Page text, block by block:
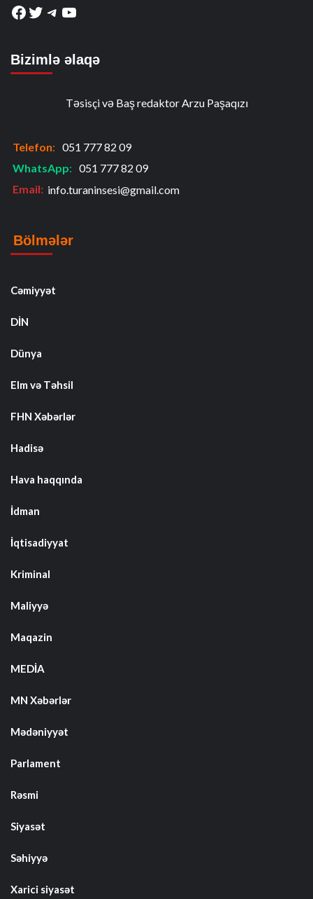
Facebook
Twitter
Telegram
YouTube
Bizimlə əlaqə
Təsisçi və Baş redaktor Arzu Paşaqızı
Telefon: 051 777 82 09
WhatsApp: 051 777 82 09
Email: info.turaninsesi@gmail.com
Bölmələr
Cəmiyyət
DİN
Dünya
Elm və Təhsil
FHN Xəbərlər
Hadisə
Hava haqqında
İdman
İqtisadiyyat
Kriminal
Maliyyə
Maqazin
MEDİA
MN Xəbərlər
Mədəniyyət
Parlament
Rəsmi
Siyasət
Səhiyyə
Xarici siyasət